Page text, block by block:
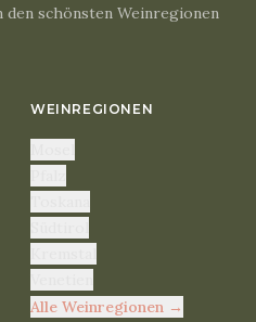
den schönsten Weinregionen
WEINREGIONEN
Alle Weinregionen →